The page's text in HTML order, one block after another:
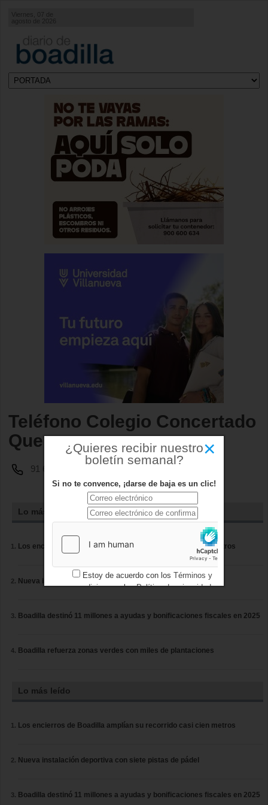
agosto de 2026
Teléfono Colegio Concertado
Quercus
91 633 85 16
Lo más leído
Los encierros de Boadilla amplían su recorrido casi cien metros
Nueva instalación deportiva con siete pistas de pádel
Boadilla destinó 11 millones a ayudas y bonificaciones fiscales en 2025
Boadilla refuerza zonas verdes con miles de plantaciones
Lo más leído
Los encierros de Boadilla amplían su recorrido casi cien metros
Nueva instalación deportiva con siete pistas de pádel
Boadilla destinó 11 millones a ayudas y bonificaciones fiscales en 2025
×
¿Quieres recibir nuestro
boletín semanal?
Si no te convence, ¡darse de baja es un clic!
Estoy de acuerdo con los Términos y
condicionesy losPolítica de privacidad